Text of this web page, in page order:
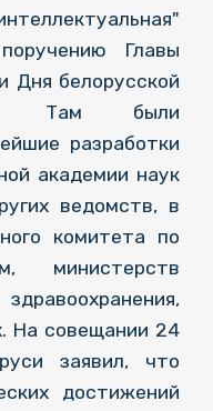
Главы
Дня белорусской
Там были
разработки
академии наук
ведомств, в
комитета по
министерств
На совещании 24
заявил, что
достижений